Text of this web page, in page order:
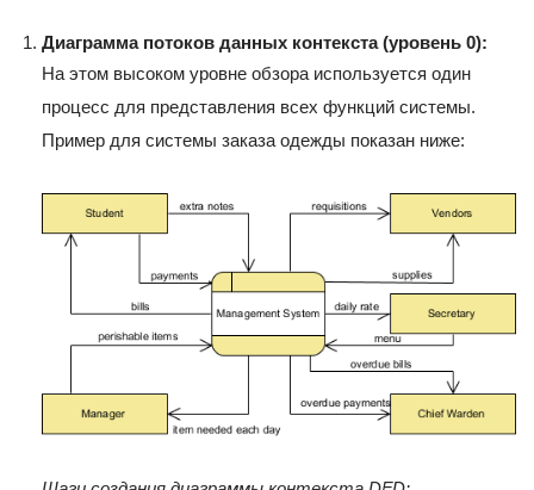
Диаграмма потоков данных контекста (уровень 0):
На этом высоком уровне обзора используется один
процесс для представления всех функций системы.
Пример для системы заказа одежды показан ниже: